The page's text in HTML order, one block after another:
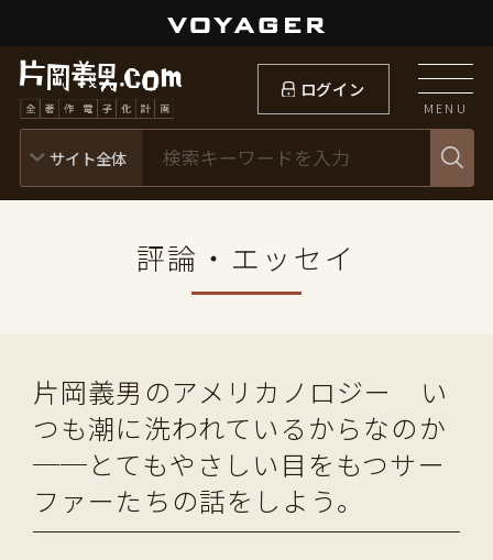
ログイン
MENU
評論・エッセイ
片岡義男のアメリカノロジー い
つも潮に洗われているからなのか
──とてもやさしい目をもつサー
ファーたちの話をしよう。